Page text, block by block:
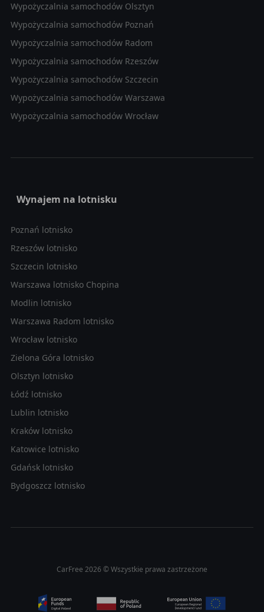
Wypożyczalnia samochodów Olsztyn
Wypożyczalnia samochodów Poznań
Wypożyczalnia samochodów Radom
Wypożyczalnia samochodów Rzeszów
Wypożyczalnia samochodów Szczecin
Wypożyczalnia samochodów Warszawa
Wypożyczalnia samochodów Wrocław
Wynajem na lotnisku
Poznań lotnisko
Rzeszów lotnisko
Szczecin lotnisko
Warszawa lotnisko Chopina
Modlin lotnisko
Warszawa Radom lotnisko
Wrocław lotnisko
Zielona Góra lotnisko
Olsztyn lotnisko
Łódź lotnisko
Lublin lotnisko
Kraków lotnisko
Katowice lotnisko
Gdańsk lotnisko
Bydgoszcz lotnisko
CarFree 2026 © Wszystkie prawa zastrzeżone